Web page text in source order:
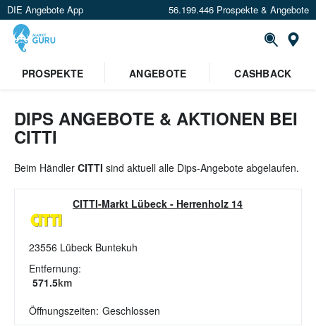
DIE Angebote App 56.199.446 Prospekte & Angebote
PROSPEKTE ANGEBOTE CASHBACK
DIPS ANGEBOTE & AKTIONEN BEI
CITTI
Beim Händler CITTI sind aktuell alle Dips-Angebote abgelaufen.
CITTI-Markt Lübeck - Herrenholz 14
23556 Lübeck Buntekuh
Entfernung:
571.5km
Öffnungszeiten: Geschlossen